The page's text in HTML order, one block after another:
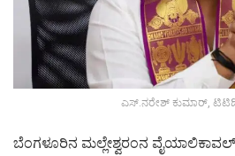
ಎಸ್‌.ನರೇಶ್‌ ಕುಮಾರ್‌, ಟಿಟಿಡಿ
ಬೆಂಗಳೂರಿನ ಮಲ್ಲೇಶ್ವರಂನ